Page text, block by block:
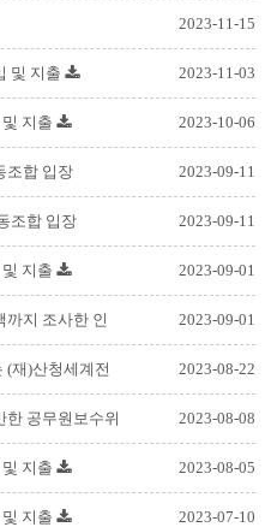
2023-11-15
및 지출 2023-11-03
및 지출 2023-10-06
조합 입장 2023-09-11
조합 입장 2023-09-11
및 지출 2023-09-01
까지 조사한 인
2023-09-01
(재)산청세계전
2023-08-22
한 공무원보수위
2023-08-08
및 지출 2023-08-05
및 지출 2023-07-10